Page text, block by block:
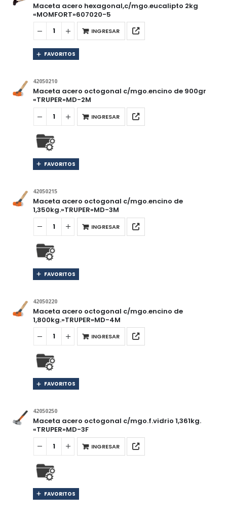
Maceta acero hexagonal,c/mgo.eucalipto 2kg
«MOMFORT»607020-5
INGRESAR
FAVORITOS
42050210
Maceta acero octogonal c/mgo.encino de 900gr
«TRUPER»MD-2M
INGRESAR
FAVORITOS
42050215
Maceta acero octogonal c/mgo.encino de
1,350kg.»TRUPER»MD-3M
INGRESAR
FAVORITOS
42050220
Maceta acero octogonal c/mgo.encino de
1,800kg.»TRUPER»MD-4M
INGRESAR
FAVORITOS
42050250
Maceta acero octogonal c/mgo.f.vidrio 1,361kg.
«TRUPER»MD-3F
INGRESAR
FAVORITOS